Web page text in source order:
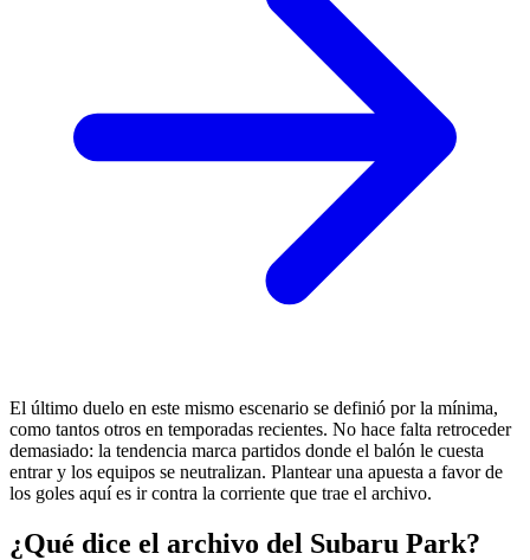
El último duelo en este mismo escenario se definió por la mínima,
como tantos otros en temporadas recientes. No hace falta retroceder
demasiado: la tendencia marca partidos donde el balón le cuesta
entrar y los equipos se neutralizan. Plantear una apuesta a favor de
los goles aquí es ir contra la corriente que trae el archivo.
¿Qué dice el archivo del Subaru Park?